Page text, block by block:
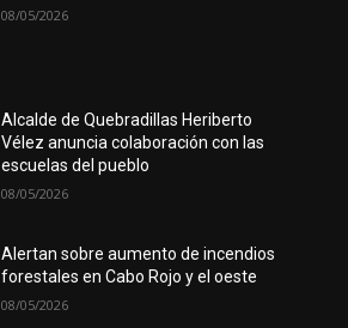
08/05/2026
Alcalde de Quebradillas Heriberto
Vélez anuncia colaboración con las
escuelas del pueblo
08/05/2026
Alertan sobre aumento de incendios
forestales en Cabo Rojo y el oeste
08/05/2026